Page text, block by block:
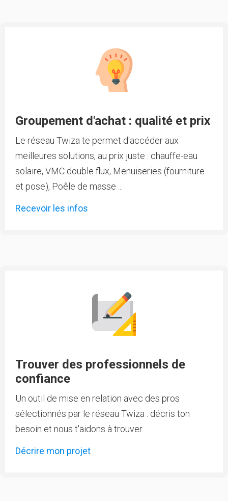
Groupement d'achat : qualité et prix
Le réseau Twiza te permet d'accéder aux
meilleures solutions, au prix juste : chauffe-eau
solaire, VMC double flux, Menuiseries (fourniture
et pose), Poêle de masse ...
Recevoir les infos
Trouver des professionnels de
confiance
Un outil de mise en relation avec des pros
sélectionnés par le réseau Twiza : décris ton
besoin et nous t'aidons à trouver.
Décrire mon projet